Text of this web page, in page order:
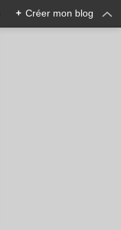
+ Créer mon blog